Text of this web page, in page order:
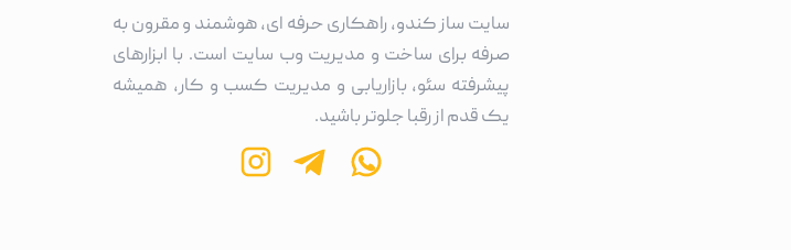
سایت ساز کندو، راهکاری حرفه ای، هوشمند و مقرون به
صرفه برای ساخت و مدیریت وب سایت است. با ابزارهای
پیشرفته سئو، بازاریابی و مدیریت کسب و کار، همیشه
یک قدم از رقبا جلوتر باشید.